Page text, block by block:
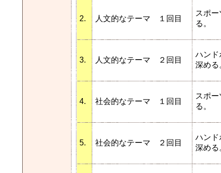
2. 人文的なテーマ １回目
スポ
る。
3. 人文的なテーマ ２回目
ハンド
深める
4. 社会的なテーマ １回目
スポ
る。
5. 社会的なテーマ ２回目
ハンド
深める